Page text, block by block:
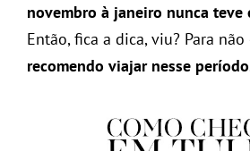
novembro à janeiro nunca teve
Então, fica a dica, viu? Para
recomendo viajar nesse